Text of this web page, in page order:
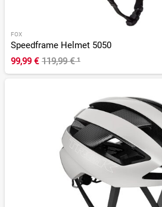
FOX
Speedframe Helmet 5050
99,99 € 119,99 €¹